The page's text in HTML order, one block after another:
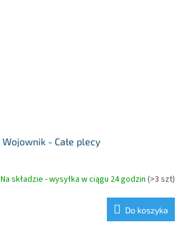
Wojownik - Całe plecy
Na składzie - wysyłka w ciągu 24 godzin (>3 szt)
Do koszyka